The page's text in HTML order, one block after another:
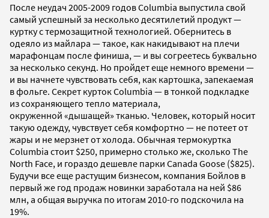
После неудач 2005-2009 годов Columbia выпустила свой
самый успешный за несколько десятилетий продукт —
куртку с термозащитной технологией. Обернитесь в
одеяло из майлара — такое, как накидывают на плечи
марафонцам после финиша, — и вы согреетесь буквально
за несколько секунд. Но пройдет еще немного времени —
и вы начнете чувствовать себя, как картошка, запекаемая
в фольге. Секрет курток Columbia — в тонкой подкладке
из сохраняющего тепло материала,
окруженной «дышащей» тканью. Человек, который носит
такую одежду, чувствует себя комфортно — не потеет от
жары и не мерзнет от холода. Обычная термокуртка
Columbia стоит $250, примерно столько же, сколько The
North Face, и гораздо дешевле парки Canada Goose ($825).
Будучи все еще растущим бизнесом, компания Бойлов в
первый же год продаж новинки заработала на ней $86
млн, а общая выручка по итогам 2010-го подскочила на
19%.